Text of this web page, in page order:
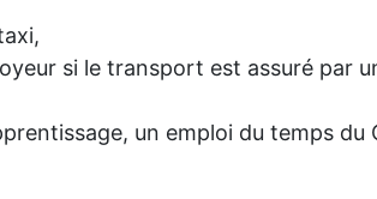
si le transport est assuré par
un emploi du temps du